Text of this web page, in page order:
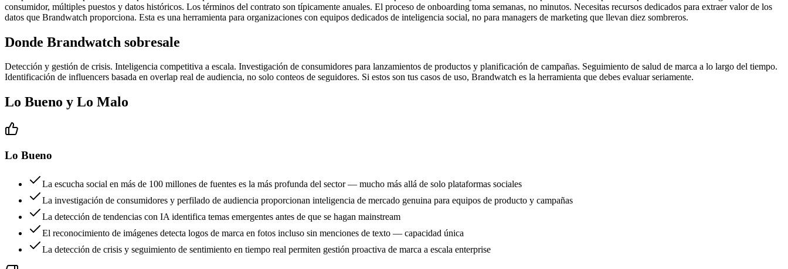
consumidor, múltiples puestos y datos históricos. Los términos del contrato son típicamente anuales. El proceso de onboarding toma semanas, no minutos. Necesitas recursos dedicados para extraer valor de los
datos que Brandwatch proporciona. Esta es una herramienta para organizaciones con equipos dedicados de inteligencia social, no para managers de marketing que llevan diez sombreros.
Donde Brandwatch sobresale
Detección y gestión de crisis. Inteligencia competitiva a escala. Investigación de consumidores para lanzamientos de productos y planificación de campañas. Seguimiento de salud de marca a lo largo del tiempo.
Identificación de influencers basada en overlap real de audiencia, no solo conteos de seguidores. Si estos son tus casos de uso, Brandwatch es la herramienta que debes evaluar seriamente.
Lo Bueno y Lo Malo
Lo Bueno
La escucha social en más de 100 millones de fuentes es la más profunda del sector — mucho más allá de solo plataformas sociales
La investigación de consumidores y perfilado de audiencia proporcionan inteligencia de mercado genuina para equipos de producto y campañas
La detección de tendencias con IA identifica temas emergentes antes de que se hagan mainstream
El reconocimiento de imágenes detecta logos de marca en fotos incluso sin menciones de texto — capacidad única
La detección de crisis y seguimiento de sentimiento en tiempo real permiten gestión proactiva de marca a escala enterprise